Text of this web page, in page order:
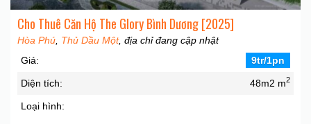
Cho Thuê Căn Hộ The Glory Bình Dương [2025]
Hòa Phú Thủ Dầu Một, địa chỉ đang cập nhật
Giá:
9tr/1pn
Diện tích: 48m2 m2
Loại hình: